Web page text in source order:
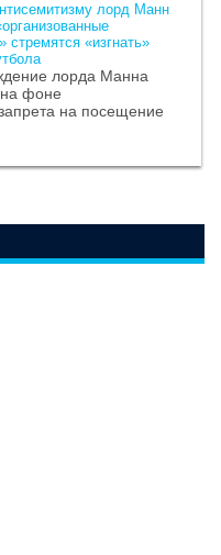
лорд Манн
стремятся «изгнать»
лорда Манна
на фоне
на посещение